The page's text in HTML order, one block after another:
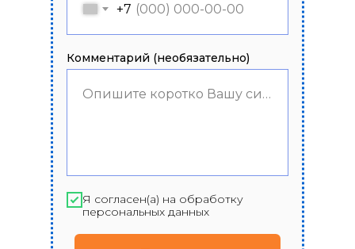
+7
Комментарий (необязательно)
Опишите коротко Вашу ситуацию
Я согласен(а) на обработку
персональных данных